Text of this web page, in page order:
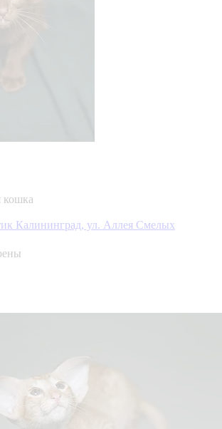
кошка
Калининград, ул. Аллея Смелых